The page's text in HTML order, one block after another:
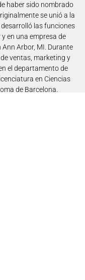
haber sido nombrado
se unió a la
las funciones
en una empresa de
Arbor, MI. Durante
ventas, marketing y
el departamento de
en Ciencias
de Barcelona.